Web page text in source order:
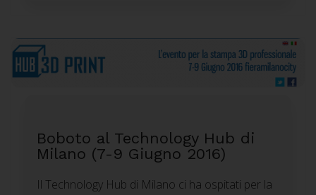
Boboto al Technology Hub di
Milano (7-9 Giugno 2016)
Il Technology Hub di Milano ci ha ospitati per la